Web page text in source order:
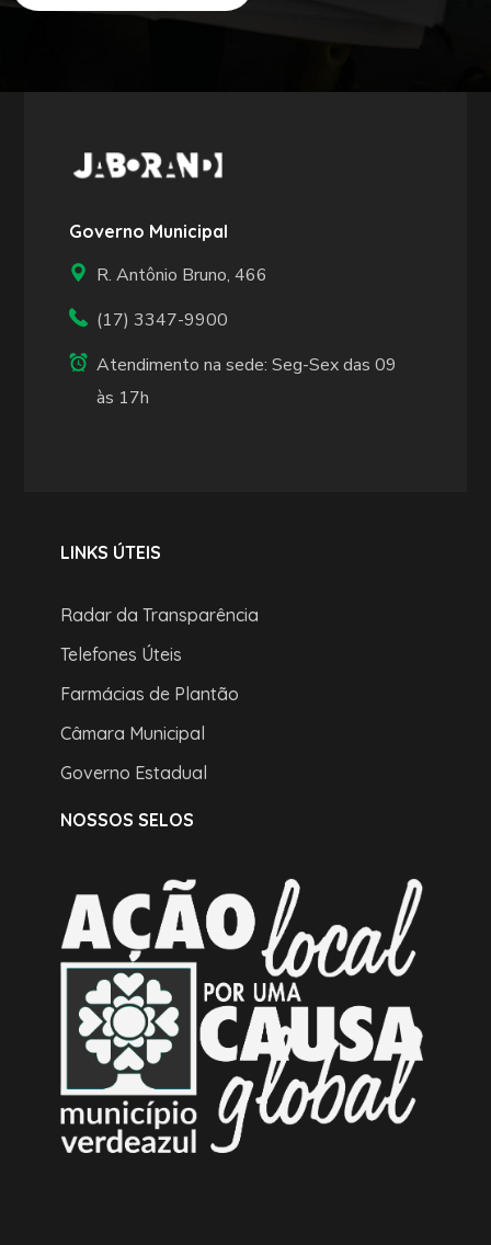
Governo Municipal
R. Antônio Bruno, 466
(17) 3347-9900
Atendimento na sede: Seg-Sex das 09
às 17h
LINKS ÚTEIS
Radar da Transparência
Telefones Úteis
Farmácias de Plantão
Câmara Municipal
Governo Estadual
NOSSOS SELOS